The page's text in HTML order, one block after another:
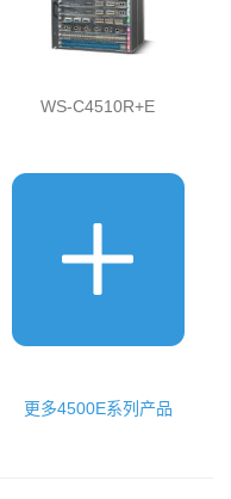
WS-C4510R+E
更多4500E系列产品